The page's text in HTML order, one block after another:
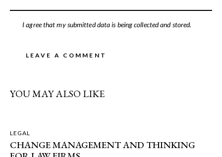
I agree that my submitted data is being collected and stored.
YOU MAY ALSO LIKE
LEGAL
CHANGE MANAGEMENT AND THINKING